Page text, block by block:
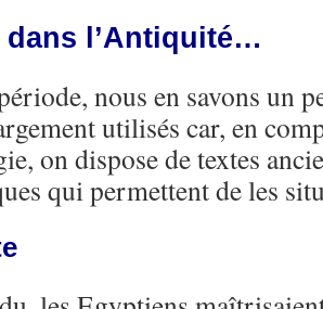
dans l’Antiquité…
nous en savons un
utilisés car, en
on dispose de textes
qui permettent de les